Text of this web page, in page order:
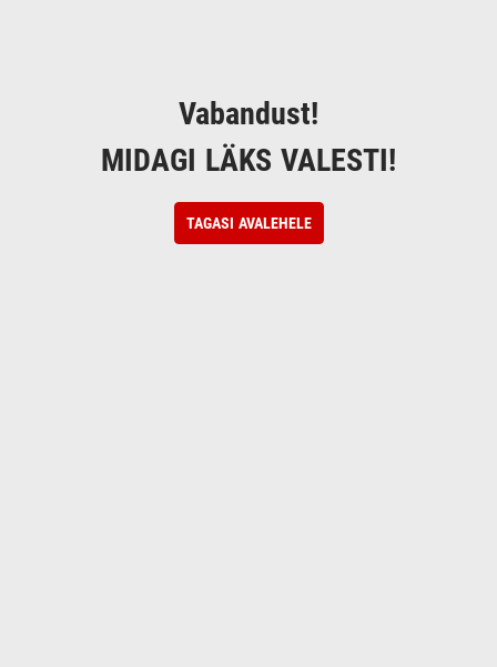
Vabandust!
MIDAGI LÄKS VALESTI!
TAGASI AVALEHELE